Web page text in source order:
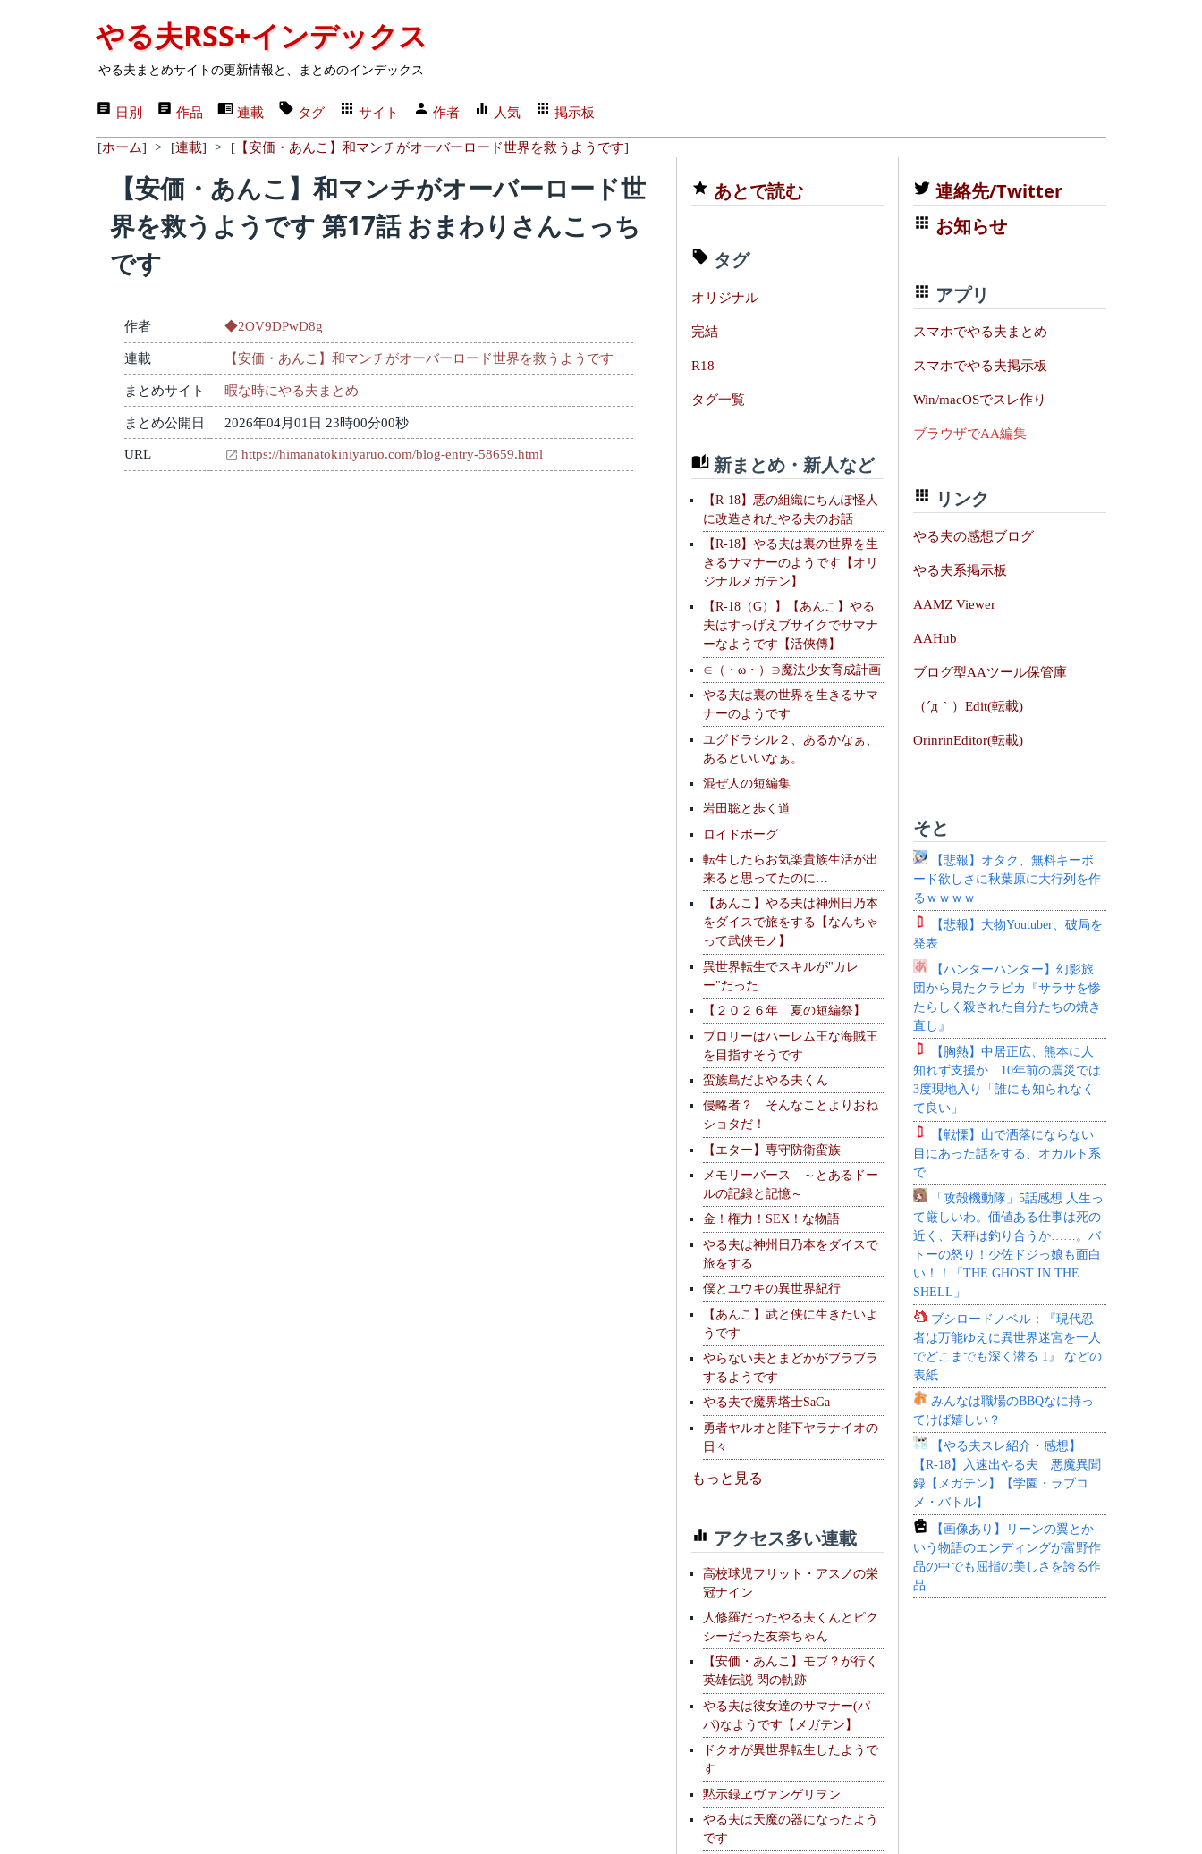
やる夫RSS+インデックス
やる夫まとめサイトの更新情報と、まとめのインデックス
日別 作品 連載 タグ サイト 作者 人気 掲示板
[ホーム] > [連載] > [【安価・あんこ】和マンチがオーバーロード世界を救うようです]
【安価・あんこ】和マンチがオーバーロード世
界を救うようです 第17話 おまわりさんこっち
です
作者 ◆2OV9DPwD8g
連載 【安価・あんこ】和マンチがオーバーロード世界を救うようです
まとめサイト 暇な時にやる夫まとめ
まとめ公開日 2026年04月01日 23時00分00秒
URL https://himanatokiniyaruo.com/blog-entry-58659.html
あとで読む
タグ
オリジナル
完結
R18
タグ一覧
新まとめ・新人など
【R-18】悪の組織にちんぽ怪人
に改造されたやる夫のお話
【R-18】やる夫は裏の世界を生
きるサマナーのようです【オリ
ジナルメガテン】
【R-18（G）】【あんこ】やる
夫はすっげえブサイクでサマナ
ーなようです【活俠傳】
∈（・ω・）∋魔法少女育成計画
やる夫は裏の世界を生きるサマ
ナーのようです
ユグドラシル２、あるかなぁ、
あるといいなぁ。
混ぜ人の短編集
岩田聡と歩く道
ロイドボーグ
転生したらお気楽貴族生活が出
来ると思ってたのに…
【あんこ】やる夫は神州日乃本
をダイスで旅をする【なんちゃ
って武侠モノ】
異世界転生でスキルが"カレ
ー"だった
【２０２６年 夏の短編祭】
ブロリーはハーレム王な海賊王
を目指すそうです
蛮族島だよやる夫くん
侵略者？ そんなことよりおね
ショタだ！
【エター】専守防衛蛮族
メモリーバース ～とあるドー
ルの記録と記憶～
金！権力！SEX！な物語
やる夫は神州日乃本をダイスで
旅をする
僕とユウキの異世界紀行
【あんこ】武と侠に生きたいよ
うです
やらない夫とまどかがブラブラ
するようです
やる夫で魔界塔士SaGa
勇者ヤルオと陛下ヤラナイオの
日々
もっと見る
アクセス多い連載
高校球児フリット・アスノの栄
冠ナイン
人修羅だったやる夫くんとピク
シーだった友奈ちゃん
【安価・あんこ】モブ？が行く
英雄伝説 閃の軌跡
やる夫は彼女達のサマナー(パ
パ)なようです【メガテン】
ドクオが異世界転生したようで
す
黙示録ヱヴァンゲリヲン
やる夫は天魔の器になったよう
です
連絡先/Twitter
お知らせ
アプリ
スマホでやる夫まとめ
スマホでやる夫掲示板
Win/macOSでスレ作り
ブラウザでAA編集
リンク
やる夫の感想ブログ
やる夫系掲示板
AAMZ Viewer
AAHub
ブログ型AAツール保管庫
（´д｀）Edit(転載)
OrinrinEditor(転載)
そと
【悲報】オタク、無料キーボ
ード欲しさに秋葉原に大行列を作
るｗｗｗｗ
【悲報】大物Youtuber、破局を
発表
【ハンターハンター】幻影旅
団から見たクラピカ『サラサを惨
たらしく殺された自分たちの焼き
直し』
【胸熱】中居正広、熊本に人
知れず支援か 10年前の震災では
3度現地入り「誰にも知られなく
て良い」
【戦慄】山で洒落にならない
目にあった話をする、オカルト系
で
「攻殻機動隊」5話感想 人生っ
て厳しいわ。価値ある仕事は死の
近く、天秤は釣り合うか……。バ
トーの怒り！少佐ドジっ娘も面白
い！！「THE GHOST IN THE
SHELL」
ブシロードノベル：『現代忍
者は万能ゆえに異世界迷宮を一人
でどこまでも深く潜る 1』 などの
表紙
みんなは職場のBBQなに持っ
てけば嬉しい？
【やる夫スレ紹介・感想】
【R-18】入速出やる夫 悪魔異聞
録【メガテン】【学園・ラブコ
メ・バトル】
【画像あり】リーンの翼とか
いう物語のエンディングが富野作
品の中でも屈指の美しさを誇る作
品